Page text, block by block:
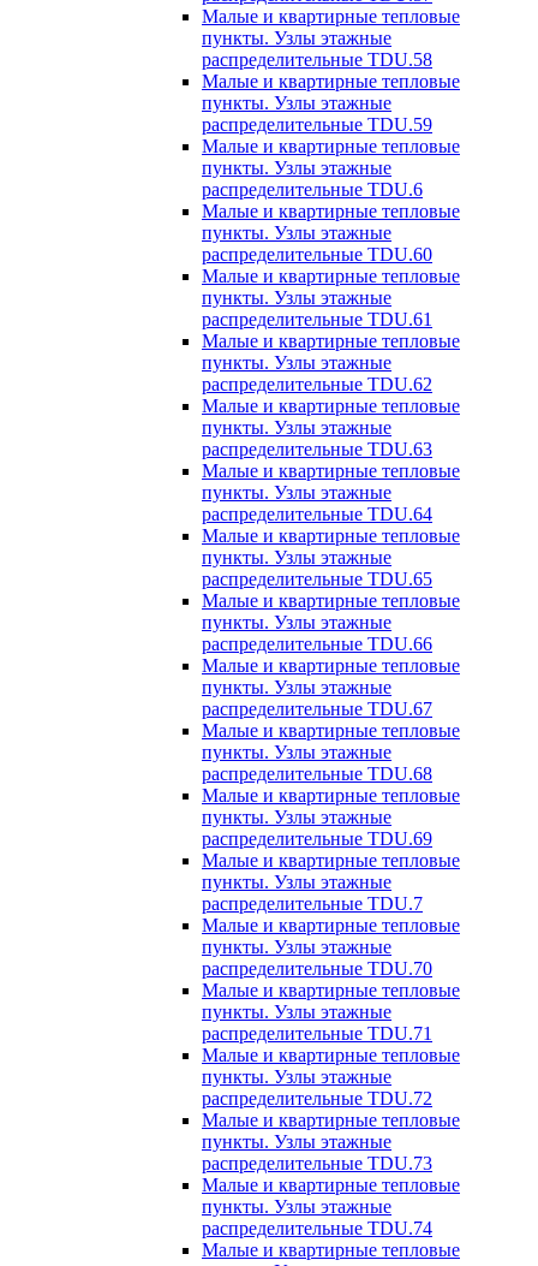
Малые и квартирные тепловые
пункты. Узлы этажные
распределительные TDU.58
Малые и квартирные тепловые
пункты. Узлы этажные
распределительные TDU.59
Малые и квартирные тепловые
пункты. Узлы этажные
распределительные TDU.6
Малые и квартирные тепловые
пункты. Узлы этажные
распределительные TDU.60
Малые и квартирные тепловые
пункты. Узлы этажные
распределительные TDU.61
Малые и квартирные тепловые
пункты. Узлы этажные
распределительные TDU.62
Малые и квартирные тепловые
пункты. Узлы этажные
распределительные TDU.63
Малые и квартирные тепловые
пункты. Узлы этажные
распределительные TDU.64
Малые и квартирные тепловые
пункты. Узлы этажные
распределительные TDU.65
Малые и квартирные тепловые
пункты. Узлы этажные
распределительные TDU.66
Малые и квартирные тепловые
пункты. Узлы этажные
распределительные TDU.67
Малые и квартирные тепловые
пункты. Узлы этажные
распределительные TDU.68
Малые и квартирные тепловые
пункты. Узлы этажные
распределительные TDU.69
Малые и квартирные тепловые
пункты. Узлы этажные
распределительные TDU.7
Малые и квартирные тепловые
пункты. Узлы этажные
распределительные TDU.70
Малые и квартирные тепловые
пункты. Узлы этажные
распределительные TDU.71
Малые и квартирные тепловые
пункты. Узлы этажные
распределительные TDU.72
Малые и квартирные тепловые
пункты. Узлы этажные
распределительные TDU.73
Малые и квартирные тепловые
пункты. Узлы этажные
распределительные TDU.74
Малые и квартирные тепловые